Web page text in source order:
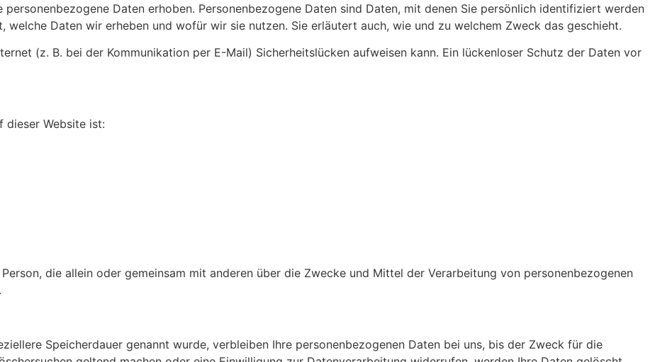
personenbezogene Daten erhoben. Personenbezogene Daten sind Daten, mit denen Sie persönlich identifiziert werden
Daten wir erheben und wofür wir sie nutzen. Sie erläutert auch, wie und zu welchem Zweck das geschieht.
(z. B. bei der Kommunikation per E-Mail) Sicherheitslücken aufweisen kann. Ein lückenloser Schutz der Daten vor
dieser Website ist:
die allein oder gemeinsam mit anderen über die Zwecke und Mittel der Verarbeitung von personenbezogenen
Speicherdauer genannt wurde, verbleiben Ihre personenbezogenen Daten bei uns, bis der Zweck für die